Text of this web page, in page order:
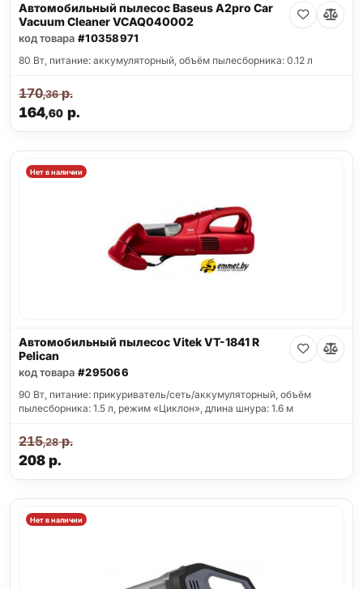
Автомобильный пылесос Baseus A2pro Car
Vacuum Cleaner VCAQ040002
код товара #10358971
80 Вт, питание: аккумуляторный, объём пылесборника: 0.12 л
164,60р.
170,36р.
Нет в наличии
Автомобильный пылесос Vitek VT-1841 R
Pelican
код товара #295066
90 Вт, питание: прикуриватель/сеть/аккумуляторный, объём
пылесборника: 1.5 л, режим «Циклон», длина шнура: 1.6 м
208р.
215,28р.
Нет в наличии